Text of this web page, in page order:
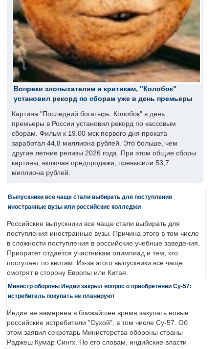
Вопреки злопыхателям и критикам, "Колобок"
установил рекорд по сборам уже в день премьеры
Картина "Последний богатырь. Колобок" в день
премьеры в России установил рекорд по кассовым
сборам. Фильм к 19.00 мск первого дня проката
заработал 44,8 миллиона рублей. Это больше, чем
другие летние релизы 2026 года. При этом общие сборы
картины, включая предпродажи, превысили 53,7
миллиона рублей.
Выпускники все чаще стали выбирать для поступления
иностранные вузы или российские колледжи
Российские выпускники все чаще стали выбирать для
поступления иностранные вузы. Причина этого в том числе
в сложности поступления в российские учебные заведения.
Приоритет отдается участникам олимпиад и тем, кто
поступает по квотам. Из-за этого выпускники все чаще
смотрят в сторону Европы или Китая.
Министр обороны Индии закрыл вопрос о приобретении Су-57:
истребитель покупать не планируют
Индия не намерена в ближайшее время закупать новые
российские истребители "Сухой", в том числе Су-57. Об
этом заявил секретарь Министерства обороны страны
Раджеш Кумар Сингх. По его словам, индийские власти